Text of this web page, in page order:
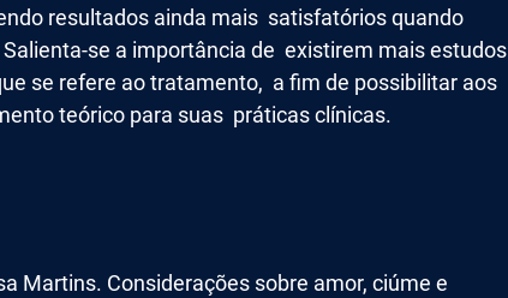
resultados ainda mais satisfatórios quando
se a importância de existirem mais estudos
se refere ao tratamento, a fim de possibilitar aos
teórico para suas práticas clínicas.
Martins. Considerações sobre amor, ciúme e